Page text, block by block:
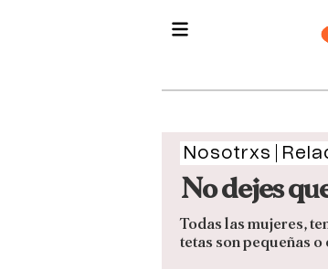
Nosotrxs
No dejes
Todas las mujeres,
tetas son pequeñas o